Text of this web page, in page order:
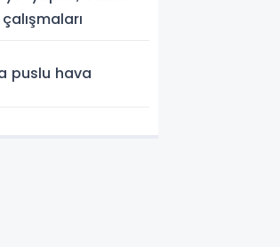
puslu hava